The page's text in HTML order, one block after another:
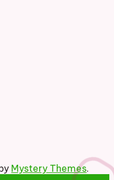
Mystery Themes.